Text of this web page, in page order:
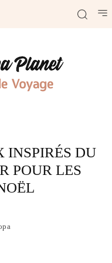
INSPIRÉS DU
POUR LES